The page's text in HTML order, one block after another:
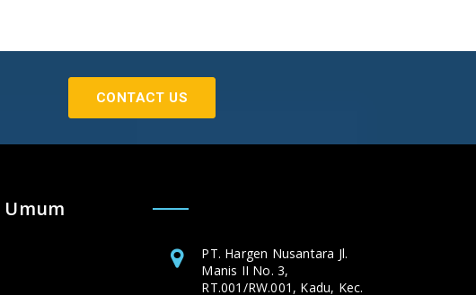
CONTACT US
Umum
PT. Hargen Nusantara Jl.
Manis II No. 3,
RT.001/RW.001, Kadu, Kec.